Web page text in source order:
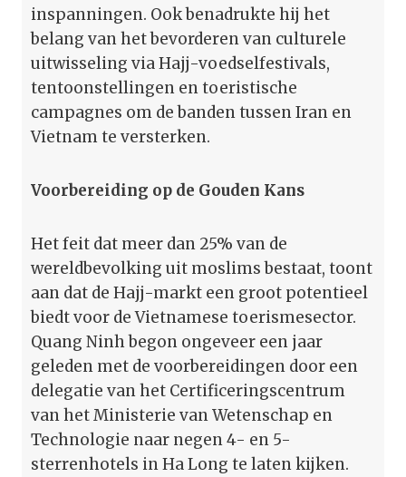
inspanningen. Ook benadrukte hij het
belang van het bevorderen van culturele
uitwisseling via Hajj-voedselfestivals,
tentoonstellingen en toeristische
campagnes om de banden tussen Iran en
Vietnam te versterken.
Voorbereiding op de Gouden Kans
Het feit dat meer dan 25% van de
wereldbevolking uit moslims bestaat, toont
aan dat de Hajj-markt een groot potentieel
biedt voor de Vietnamese toerismesector.
Quang Ninh begon ongeveer een jaar
geleden met de voorbereidingen door een
delegatie van het Certificeringscentrum
van het Ministerie van Wetenschap en
Technologie naar negen 4- en 5-
sterrenhotels in Ha Long te laten kijken.